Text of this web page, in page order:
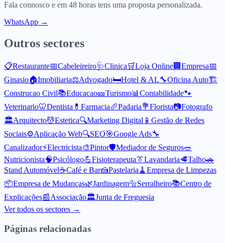
Fala connosco e em 48 horas tens uma proposta personalizada.
WhatsApp →
Outros sectores
📋Restaurante📅Cabeleireiro🩺Clinica 🛒Loja Online🏢 Empresa📅
Ginasio🏠Imobiliaria⚖️Advogado🛏️Hotel & AL🔧Oficina Auto🏗️
Construcao Civil📚Educacao🎫Turismo📊 Contabilidade🐾
Veterinario🦷Dentista 💊 Farmacia🥖Padaria💐Florista📷Fotografo
🏛️Arquitecto💆Estetica🔍Marketing Digital 📱 Gestão de Redes
Sociais⚙️Aplicação Web🔍SEO🎯Google Ads🔧
Canalizador⚡Electricista🎨Pintor🛡️Mediador de Seguros🥗
Nutricionista🧠Psicólogo💪Fisioterapeuta👔Lavandaria🥩Talho🚗
Stand Automóvel☕Café e Bar🍰Pastelaria 🧹 Empresa de Limpezas
📦Empresa de Mudanças🌿Jardinagem🔩Serralheiro📚Centro de
Explicações📰Associação🏛️Junta de Freguesia
Ver todos os sectores →
Páginas relacionadas